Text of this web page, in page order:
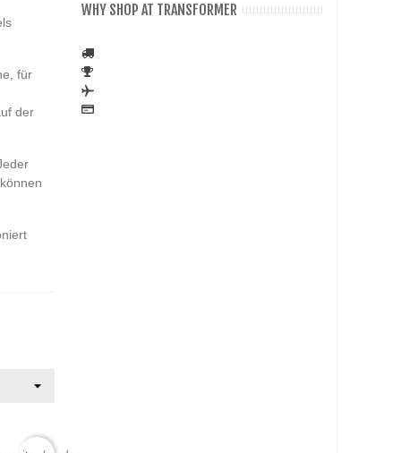
für
der
WHY SHOP AT TRANSFORMER